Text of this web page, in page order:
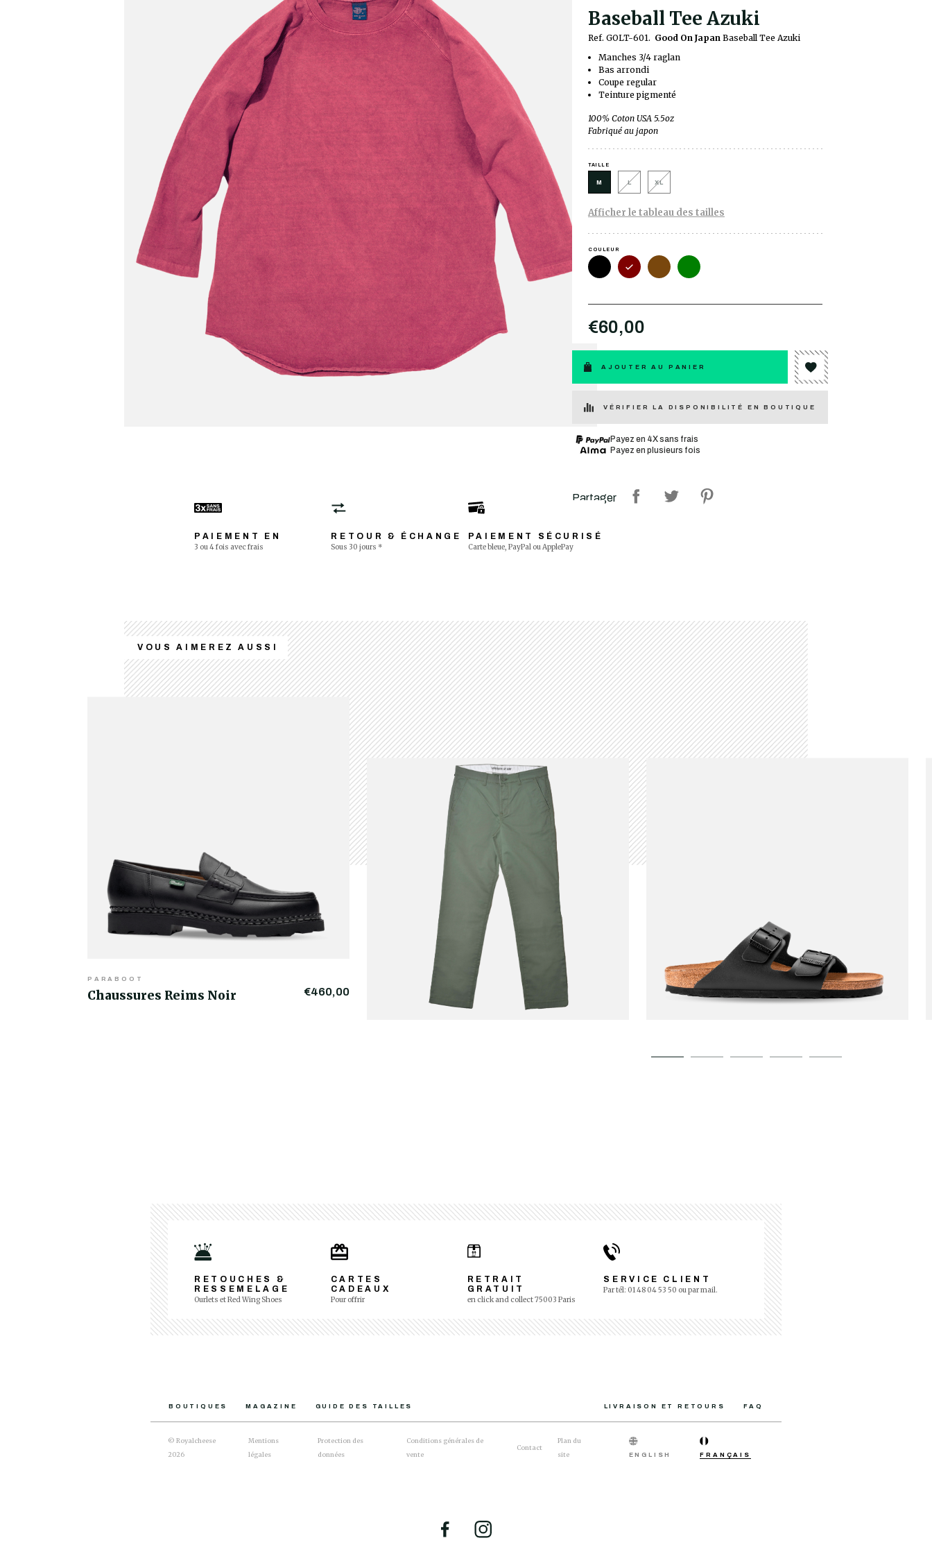
Baseball Tee Azuki
Ref. GOLT-601. Good On Japan Baseball Tee Azuki
Manches 3/4 raglan
Bas arrondi
Coupe regular
Teinture pigmenté
100% Coton USA 5.5oz
Fabriqué au japon
TAILLE
M L XL
Afficher le tableau des tailles
COULEUR
€60,00
AJOUTER AU PANIER
VÉRIFIER LA DISPONIBILITÉ EN BOUTIQUE
Payez en 4X sans frais
Payez en plusieurs fois
Partager
PAIEMENT EN
3 ou 4 fois avec frais
RETOUR & ÉCHANGE
Sous 30 jours *
PAIEMENT SÉCURISÉ
Carte bleue, PayPal ou ApplePay
VOUS AIMEREZ AUSSI
PARABOOT
Chaussures Reims Noir €460,00
RETOUCHES &
RESSEMELAGE
Ourlets et Red Wing Shoes
CARTES
CADEAUX
Pour offrir
RETRAIT
GRATUIT
en click and collect 75003 Paris
SERVICE CLIENT
Par tél: 01 48 04 53 50 ou par mail.
BOUTIQUES MAGAZINE GUIDE DES TAILLES LIVRAISON ET RETOURS FAQ
© Royalcheese
2026
Mentions
légales
Protection des
données
Conditions générales de
vente
Contact
Plan du
site
ENGLISH FRANÇAIS